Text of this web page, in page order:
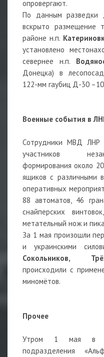
опровергают.
По данным
вскрыто размещение
районе н.п.
установлено
севернее н.п.
Донецка) в
122-мм гаубиц Д-30
Военные события в
Сотрудники МВД ЛНР
участников
формирования около
ящиков с различными
оперативных
88 автоматов, 46
снайперских
метательный нож и
За 1 мая произошли
и украинскими
Сокольников,
происходили с
миномётов.
Прочее
Утром 1 мая в
подразделения